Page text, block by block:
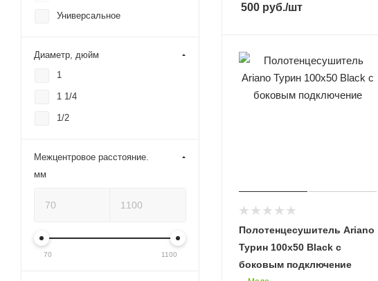
500 руб./шт
Полотенцесушитель Ariano
Турин 100х50 Black с
боковым подключение
Универсальное
Диаметр, дюйм
1
1 1/4
1/2
Межцентровое расстояние.
мм
70 1100